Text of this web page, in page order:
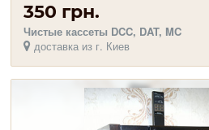
350 грн.
Чистые кассеты DCC, DAT, MC
доставка из г. Киев